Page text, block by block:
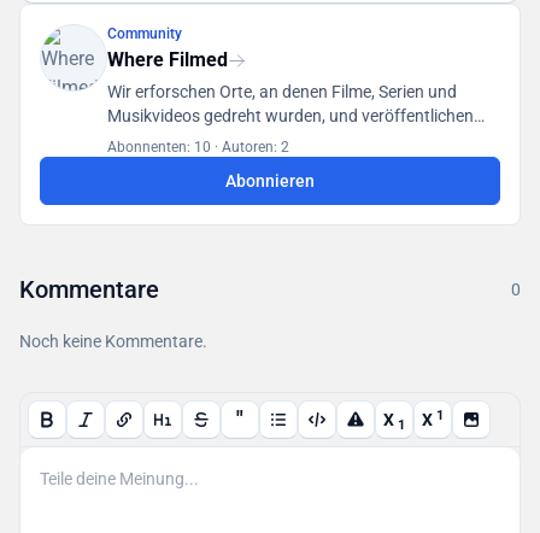
Community
Where Filmed
Wir erforschen Orte, an denen Filme, Serien und
Musikvideos gedreht wurden, und veröffentlichen
unsere Funde in einer für alle Benutzer zugänglichen
Abonnenten: 10 · Autoren: 2
Abonnieren
Kommentare 0
Noch keine Kommentare.
" X 1 X 1